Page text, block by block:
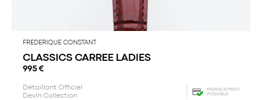
FREDERIQUE CONSTANT
CLASSICS CARREE LADIES
995 €
Détaillant Officiel
Devin Collection
FINANCEMENT
POSSIBLE